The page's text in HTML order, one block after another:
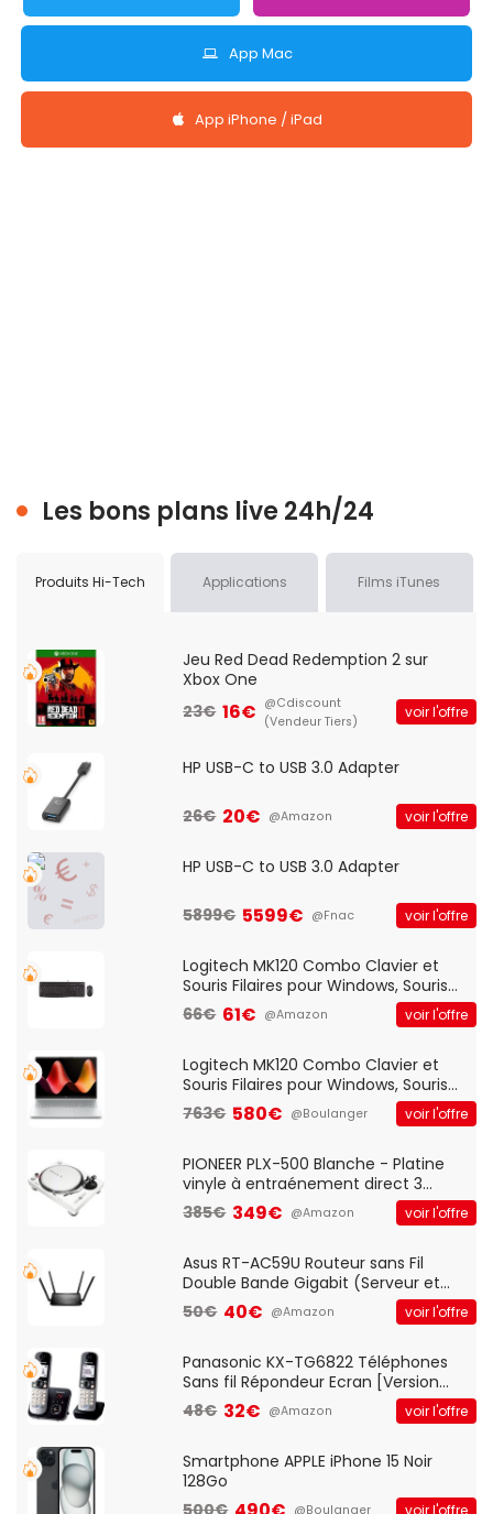
App Mac
App iPhone / iPad
Les bons plans live 24h/24
Produits Hi-Tech Applications Films iTunes
Jeu Red Dead Redemption 2 sur
Xbox One
23€ 16€ @Cdiscount
(Vendeur Tiers)
voir l'offre
HP USB-C to USB 3.0 Adapter
26€ 20€ @Amazon voir l'offre
HP USB-C to USB 3.0 Adapter
5899€ 5599€ @Fnac voir l'offre
Logitech MK120 Combo Clavier et
Souris Filaires pour Windows, Souris
Optique Filaire, Connexion USB Plug
And Play, Confortable, Taille
QWERTY UK - Noir
66€ 61€ @Amazon voir l'offre
Logitech MK120 Combo Clavier et
Souris Filaires pour Windows, Souris
Optique Filaire, Connexion USB Plug
And Play, Confortable, Taille
QWERTY UK - Noir
763€ 580€ @Boulanger voir l'offre
PIONEER PLX-500 Blanche - Platine
vinyle à entraénement direct 3
vitesses (33-45-78 trs/min) avec
pre-ampli intégré et port USB
385€ 349€ @Amazon voir l'offre
Asus RT-AC59U Routeur sans Fil
Double Bande Gigabit (Serveur et
Client VPN, Triple Vlan, Mode Point
d'accès et Bridge, contrôle Parental,
50€ 40€ @Amazon voir l'offre
Panasonic KX-TG6822 Téléphones
Sans fil Répondeur Ecran [Version
Française]
48€ 32€ @Amazon voir l'offre
Smartphone APPLE iPhone 15 Noir
128Go
500€
@Boulanger voir l'offre